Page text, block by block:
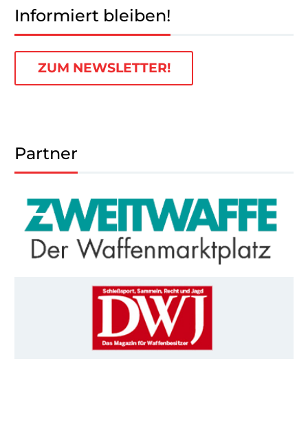
Informiert bleiben!
ZUM NEWSLETTER!
Partner